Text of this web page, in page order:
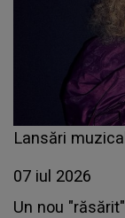
Lansări
07 iul 2026
Un nou